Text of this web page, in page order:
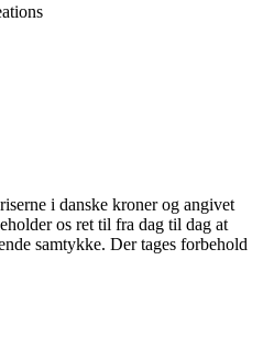
i danske kroner og angivet
os ret til fra dag til dag at
samtykke. Der tages forbehold